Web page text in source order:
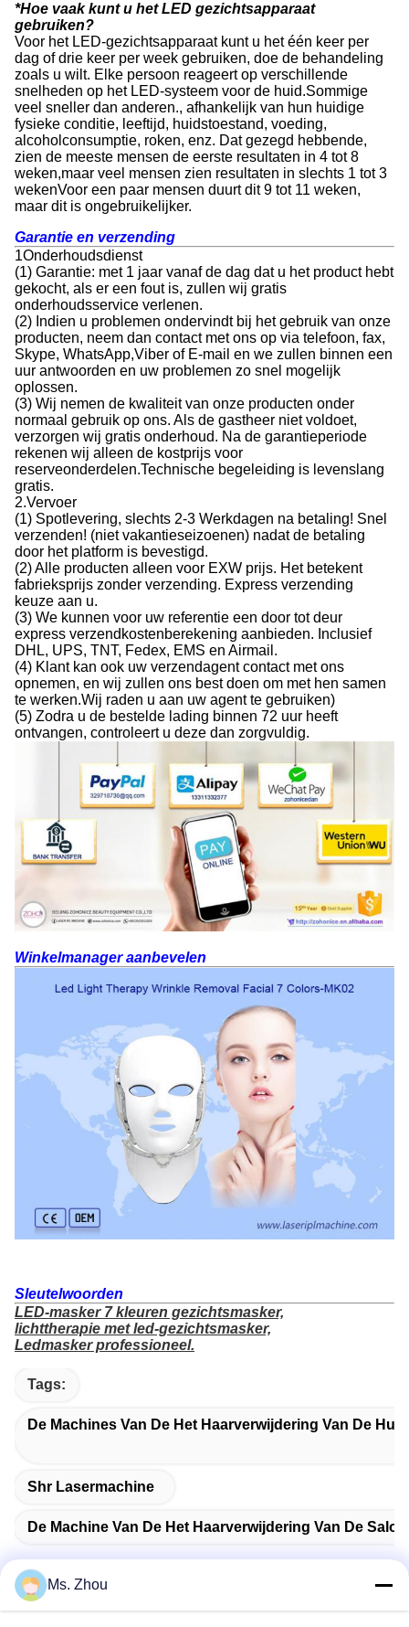
*Hoe vaak kunt u het LED gezichtsapparaat
gebruiken?
Voor het LED-gezichtsapparaat kunt u het één keer per
dag of drie keer per week gebruiken, doe de behandeling
zoals u wilt. Elke persoon reageert op verschillende
snelheden op het LED-systeem voor de huid.Sommige
veel sneller dan anderen., afhankelijk van hun huidige
fysieke conditie, leeftijd, huidstoestand, voeding,
alcoholconsumptie, roken, enz. Dat gezegd hebbende,
zien de meeste mensen de eerste resultaten in 4 tot 8
weken,maar veel mensen zien resultaten in slechts 1 tot 3
wekenVoor een paar mensen duurt dit 9 tot 11 weken,
maar dit is ongebruikelijker.
Garantie en verzending
1Onderhoudsdienst
(1) Garantie: met 1 jaar vanaf de dag dat u het product hebt
gekocht, als er een fout is, zullen wij gratis
onderhoudsservice verlenen.
(2) Indien u problemen ondervindt bij het gebruik van onze
producten, neem dan contact met ons op via telefoon, fax,
Skype, WhatsApp,Viber of E-mail en we zullen binnen een
uur antwoorden en uw problemen zo snel mogelijk
oplossen.
(3) Wij nemen de kwaliteit van onze producten onder
normaal gebruik op ons. Als de gastheer niet voldoet,
verzorgen wij gratis onderhoud. Na de garantieperiode
rekenen wij alleen de kostprijs voor
reserveonderdelen.Technische begeleiding is levenslang
gratis.
2.Vervoer
(1) Spotlevering, slechts 2-3 Werkdagen na betaling! Snel
verzenden! (niet vakantieseizoenen) nadat de betaling
door het platform is bevestigd.
(2) Alle producten alleen voor EXW prijs. Het betekent
fabrieksprijs zonder verzending. Express verzending
keuze aan u.
(3) We kunnen voor uw referentie een door tot deur
express verzendkostenberekening aanbieden. Inclusief
DHL, UPS, TNT, Fedex, EMS en Airmail.
(4) Klant kan ook uw verzendagent contact met ons
opnemen, en wij zullen ons best doen om met hen samen
te werken.Wij raden u aan uw agent te gebruiken)
(5) Zodra u de bestelde lading binnen 72 uur heeft
ontvangen, controleert u deze dan zorgvuldig.
Winkelmanager aanbevelen
Sleutelwoorden
LED-masker 7 kleuren gezichtsmasker,
lichttherapie met led-gezichtsmasker,
Ledmasker professioneel.
Tags:
De Machines Van De Het Haarverwijdering Van De
Shr Lasermachine
De Machine Van De Het Haarverwijdering Van De
Ms. Zhou